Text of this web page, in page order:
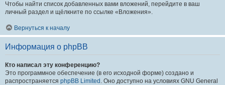
Чтобы найти список добавленных вами вложений, перейдите в ваш
личный раздел и щёлкните по ссылке «Вложения».
Вернуться к началу
Информация о phpBB
Кто написал эту конференцию?
Это программное обеспечение (в его исходной форме) создано и
распространяется phpBB Limited . Оно доступно на условиях GNU General